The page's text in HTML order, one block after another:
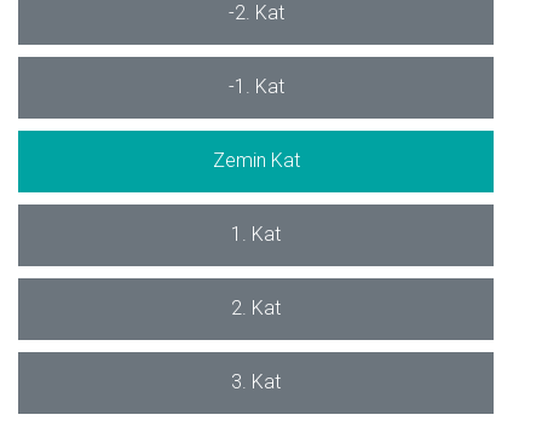
-2. Kat
-1. Kat
Zemin Kat
1. Kat
2. Kat
3. Kat